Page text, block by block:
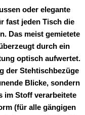
oder elegante
fast jeden Tisch die
Das meist gemietete
durch ein
optisch aufwertet.
der Stehtischbezüge
Blicke, sondern
im Stoff verarbeitete
(für alle gängigen